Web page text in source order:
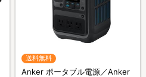
送料無料
Anker ポータブル電源／Anker